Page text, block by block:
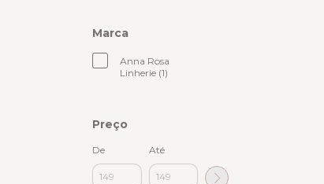
Marca
Anna Rosa
Linherie (1)
Preço
De Até